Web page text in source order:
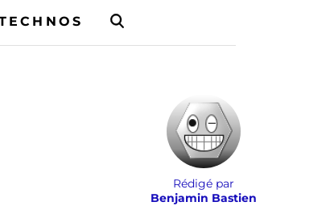
Rédigé par
Benjamin Bastien